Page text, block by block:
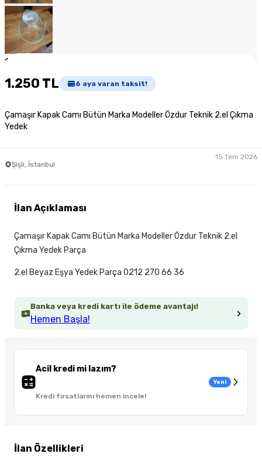
1
1.250 TL 6 aya varan taksit!
Çamaşır Kapak Camı Bütün Marka Modeller Özdur Teknik 2.el Çıkma
Yedek
Şişli, İstanbul
15 Tem 2026
Banka veya kredi kartı ile ödeme avantajı!
Hemen Başla!
Acil kredi mi lazım?
Kredi fırsatlarını hemen incele!
Yeni
İlan Özellikleri
İlan Açıklaması
Çamaşır Kapak Camı Bütün Marka Modeller Özdur Teknik 2.el
Çıkma Yedek Parça
2.el Beyaz Eşya Yedek Parça 0212 270 66 36